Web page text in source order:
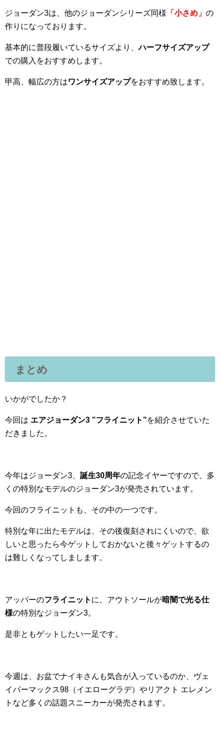
ジョーダン3は、他のジョーダンシリーズ同様 「小さめ」 の
作りになっております。
基本的に普段履いているサイズより、 ハーフサイズアップ
での購入をおすすめします。
甲高、幅広の方はワンサイズアップをおすすめ致します。
まとめ
いかがでしたか？
今回は エアジョーダン3 ”フライニット”を紹介させていた
だきました。
今年はジョーダン3、 誕生30周年の記念イヤーですので、多
くの特別なモデルのジョーダン3が発売されています。
今回のフライニットも、その中の一つです。
特別な年に出たモデルは、その後復刻されにくいので、欲
しいと思ったら今ゲットしておかないと後々ゲットするの
は難しくなってしまします。
アッパーのフライニット に、アウトソールが暗闇で光る仕
様の特別なジョーダン3。
是非ともゲットしたい一足です。
今週は、お盆でナイキさんも気合が入っているのか、ヴェ
イパーマックス98（イエローグラデ）やリアクト エレメン
トなど多くの話題スニーカーが発売されます。